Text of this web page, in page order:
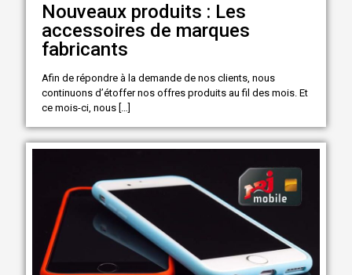
Nouveaux produits : Les
accessoires de marques
fabricants
Afin de répondre à la demande de nos clients, nous
continuons d’étoffer nos offres produits au fil des mois. Et
ce mois-ci, nous […]